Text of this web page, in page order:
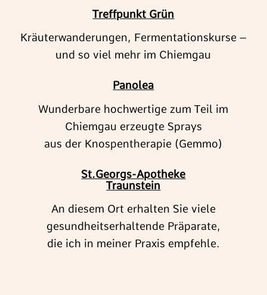
Treffpunkt Grün
Kräuterwanderungen, Fermentationskurse –
und so viel mehr im Chiemgau
Panolea
Wunderbare hochwertige zum Teil im
Chiemgau erzeugte Sprays
aus der Knospentherapie (Gemmo)
St.Georgs-Apotheke
Traunstein
An diesem Ort erhalten Sie viele
gesundheitserhaltende Präparate,
die ich in meiner Praxis empfehle.